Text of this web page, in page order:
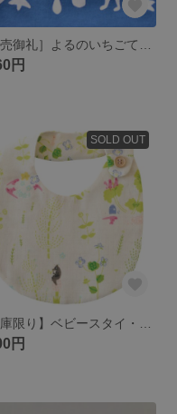
円
SOLD OUT
円